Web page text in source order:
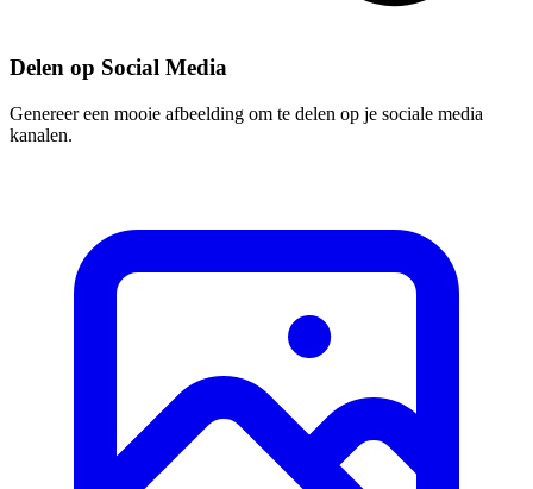
Delen op Social Media
Genereer een mooie afbeelding om te delen op je sociale media
kanalen.